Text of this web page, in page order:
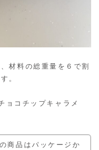
材料の総重量を６で割
。
コチップキャラメ
商品はパッケージか